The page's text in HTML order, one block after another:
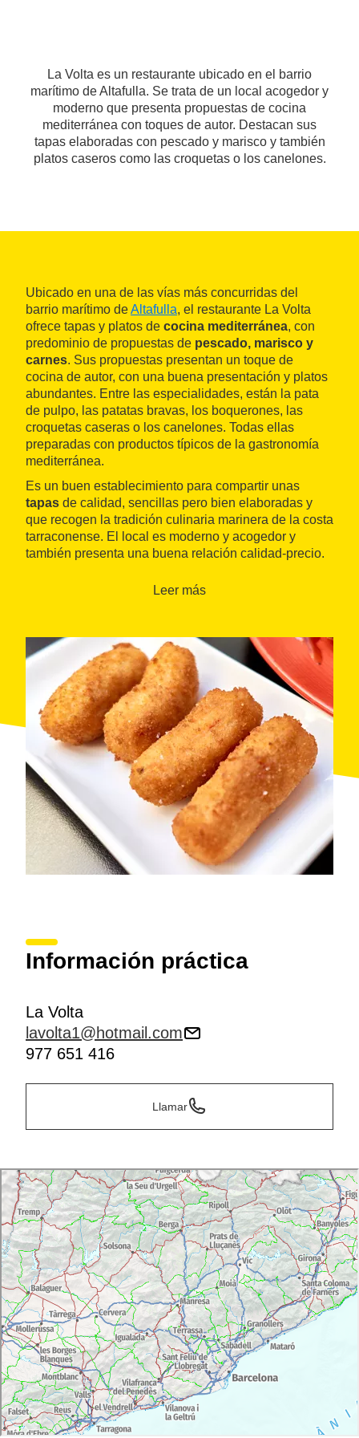
La Volta es un restaurante ubicado en el barrio
marítimo de Altafulla. Se trata de un local acogedor y
moderno que presenta propuestas de cocina
mediterránea con toques de autor. Destacan sus
tapas elaboradas con pescado y marisco y también
platos caseros como las croquetas o los canelones.
Ubicado en una de las vías más concurridas del
barrio marítimo deAltafulla, el restaurante La Volta
ofrece tapas y platos de cocina mediterránea, con
predominio de propuestas de pescado, marisco y
carnes. Sus propuestas presentan un toque de
cocina de autor, con una buena presentación y platos
abundantes. Entre las especialidades, están la pata
de pulpo, las patatas bravas, los boquerones, las
croquetas caseras o los canelones. Todas ellas
preparadas con productos típicos de la gastronomía
mediterránea.
Es un buen establecimiento para compartir unas
tapas de calidad, sencillas pero bien elaboradas y
que recogen la tradición culinaria marinera de la costa
tarraconense. El local es moderno y acogedor y
también presenta una buena relación calidad-precio.
propuestas de las denominaciones de origen de la
Leer más
Información práctica
La Volta
lavolta1@hotmail.com
977 651 416
Llamar